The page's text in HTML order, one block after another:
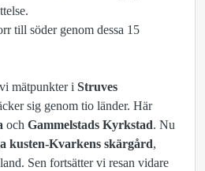
till söder genom dessa 15
mätpunkter i Struves
sig genom tio länder. Här
och Gammelstads Kyrkstad. Nu
kusten-Kvarkens skärgård,
Sen fortsätter vi resan vidare